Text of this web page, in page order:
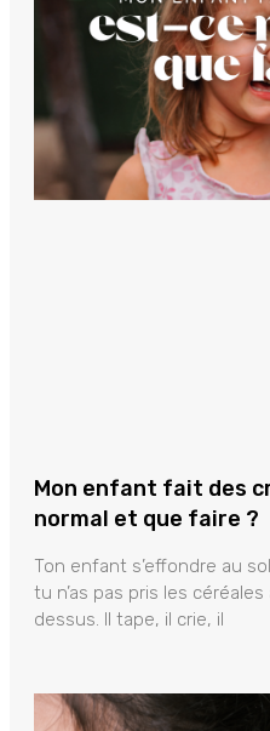
Mon enfant fait des
normal et que faire ?
Ton enfant s’effondre au
tu n’as pas pris les
dessus. Il tape, il crie, il